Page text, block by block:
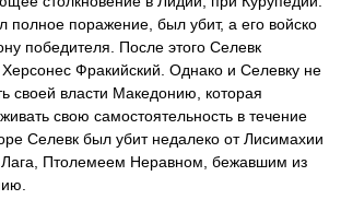
полное поражение, был убит, а его войско
победителя. После этого Селевк
Фракийский. Однако и Селевку не
своей власти Македонию, которая
свою самостоятельность в течение
Селевк был убит недалеко от Лисимахии
Птолемеем Неравном, бежавшим из